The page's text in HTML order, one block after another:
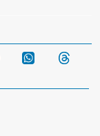
Telegram WhatsApp